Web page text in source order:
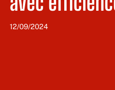
12/09/2024